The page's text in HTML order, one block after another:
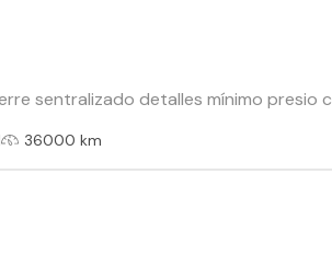
sentralizado detalles mínimo presio
36000 km